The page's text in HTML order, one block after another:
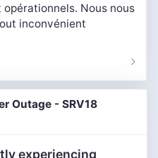
Nous nous
inconvénient
Outage - SRV18
experiencing